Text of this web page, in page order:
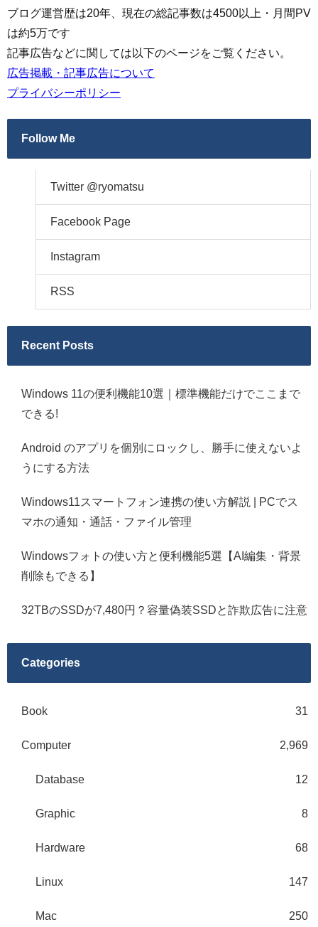
ブログ運営歴は20年、現在の総記事数は4500以上・月間PV
は約5万です
記事広告などに関しては以下のページをご覧ください。
広告掲載・記事広告について
プライバシーポリシー
Follow Me
Twitter @ryomatsu
Facebook Page
Instagram
RSS
Recent Posts
Windows 11の便利機能10選｜標準機能だけでここまで
できる!
Android のアプリを個別にロックし、勝手に使えないよ
うにする方法
Windows11スマートフォン連携の使い方解説 | PCでス
マホの通知・通話・ファイル管理
Windowsフォトの使い方と便利機能5選【AI編集・背景
削除もできる】
32TBのSSDが7,480円？容量偽装SSDと詐欺広告に注意
Categories
Book 31
Computer 2,969
Database 12
Graphic 8
Hardware 68
Linux 147
Mac 250